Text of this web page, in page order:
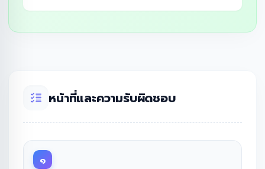
หน้าที่และความรับผิดชอบ
๑